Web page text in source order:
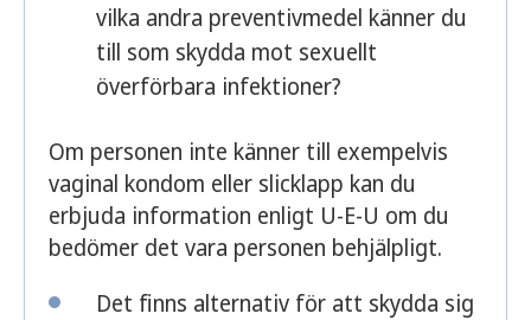
vilka andra preventivmedel känner du
till som skydda mot sexuellt
överförbara infektioner?
Om personen inte känner till exempelvis
vaginal kondom eller slicklapp kan du
erbjuda information enligt U-E-U om du
bedömer det vara personen behjälpligt.
Det finns alternativ för att skydda sig